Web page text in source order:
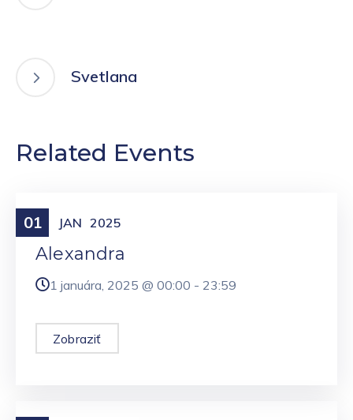
Svetlana
Related Events
01 JAN 2025
Meniny
Alexandra
1 januára, 2025 @ 00:00 - 23:59
Zobraziť